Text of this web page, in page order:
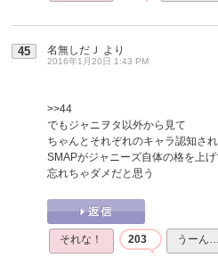
45 名無しだＪ より
2016年1月20日 1:43 PM
>>44
でもジャニヲタ以外から見て
ちゃんとそれぞれのキャラ認知さ
SMAPがジャニーズ自体の格を上
忘れちゃダメだと思う
それな！ 203 うーん…